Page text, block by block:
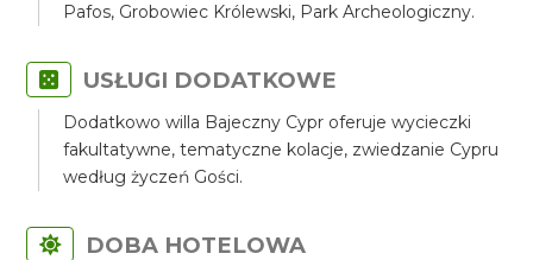
Pafos, Grobowiec Królewski, Park Archeologiczny.
USŁUGI DODATKOWE
Dodatkowo willa Bajeczny Cypr oferuje wycieczki
fakultatywne, tematyczne kolacje, zwiedzanie Cypru
według życzeń Gości.
DOBA HOTELOWA